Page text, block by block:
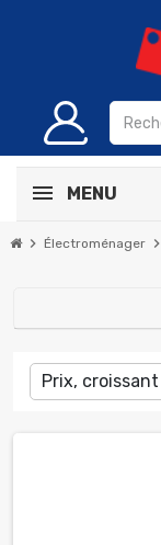
MENU
chevron_right Électroménager chevron_right
Prix, croissant